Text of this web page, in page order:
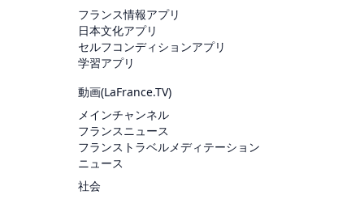
フランス情報アプリ
日本文化アプリ
セルフコンディションアプリ
学習アプリ
動画(LaFrance.TV)
メインチャンネル
フランスニュース
フランストラベルメディテーション
ニュース
社会